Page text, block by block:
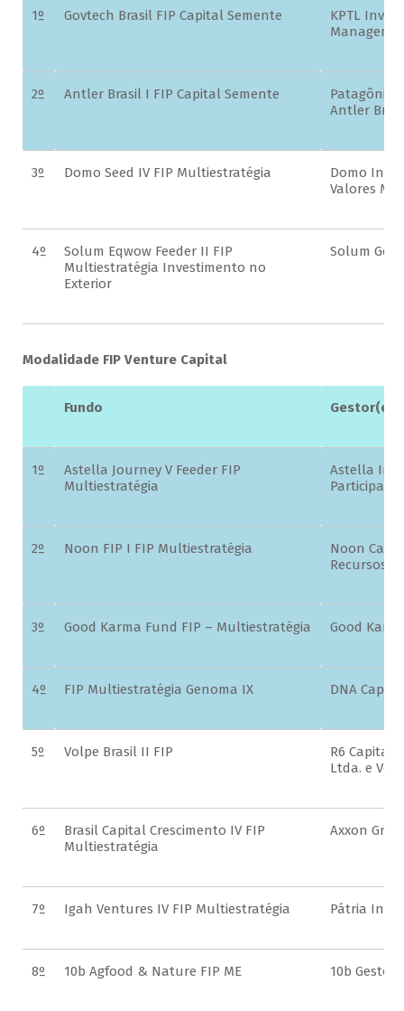
1º Govtech Brasil FIP Capital Semente
KPTL
2º Antler Brasil I FIP Capital Semente
Patagônia
Antler
3º Domo Seed IV FIP Multiestratégia
Domo
Valores
4º
Solum Eqwow Feeder II FIP
Multiestratégia Investimento no
Exterior
Solum
Modalidade FIP Venture Capital
Fundo
1º
Astella Journey V Feeder FIP
Multiestratégia
Astella
2º Noon FIP I FIP Multiestratégia
Noon
Recursos
3º Good Karma Fund FIP – Multiestratégia Good
4º FIP Multiestratégia Genoma IX DNA
5º Volpe Brasil II FIP
R6 Capital
Ltda. e
6º
Brasil Capital Crescimento IV FIP
Multiestratégia
Axxon
7º Igah Ventures IV FIP Multiestratégia Pátria
8º 10b Agfood & Nature FIP ME 10b